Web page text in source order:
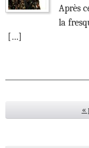
Après
la
[…]
«